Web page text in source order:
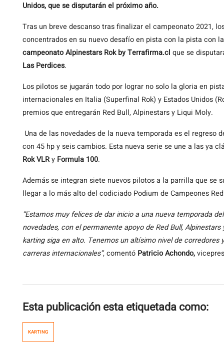
Unidos, que se disputarán el próximo año.
Tras un breve descanso tras finalizar el campeonato 2021,
concentrados en su nuevo desafío en pista con la pista con
campeonato Alpinestars Rok by Terrafirma.cl que se
Las Perdices.
Los pilotos se jugarán todo por lograr no solo la gloria en
internacionales en Italia (Superfinal Rok) y Estados Unidos
premios que entregarán Red Bull, Alpinestars y Liqui Moly.
Una de las novedades de la nueva temporada es el regreso
con 45 hp y seis cambios. Esta nueva serie se une a las ya
Rok VLRy Formula 100.
Además se integran siete nuevos pilotos a la parrilla que se
llegar a lo más alto del codiciado Podium de Campeones
“Estamos muy felices de dar inicio a una nueva temporada
novedades, con el permanente apoyo de Red Bull,
karting siga en alto. Tenemos un altísimo nivel de corredores
carreras internacionales”, comentó Patricio Achondo,
Esta publicación esta etiquetada como:
KARTING